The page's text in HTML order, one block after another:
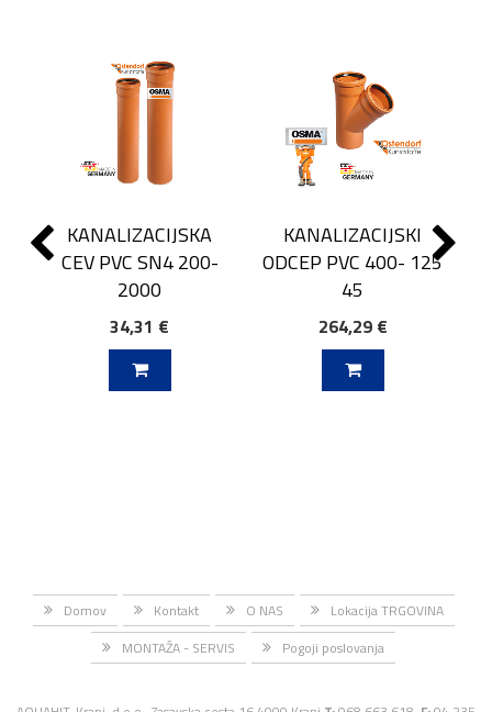
KANALIZACIJSKA
CEV PVC SN4 200-
2000
34,31 €
KANALIZACIJSKI
ODCEP PVC 400- 125
45
264,29 €
Domov Kontakt O NAS
Lokacija TRGOVINA
MONTAŽA - SERVIS
Pogoji poslovanja